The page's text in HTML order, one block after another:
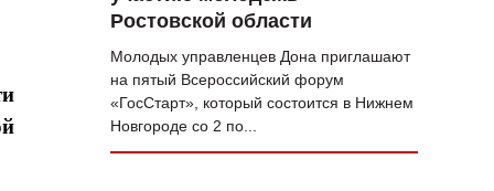
Ростовской области
Молодых управленцев Дона приглашают
на пятый Всероссийский форум
«ГосСтарт», который состоится в Нижнем
Новгороде со 2 по...